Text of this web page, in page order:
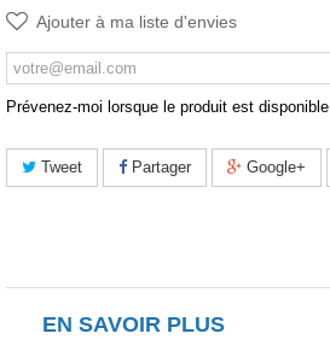
Ajouter à ma liste d'envies
Prévenez-moi lorsque le produit est disponible
Tweet Partager Google+
EN SAVOIR PLUS